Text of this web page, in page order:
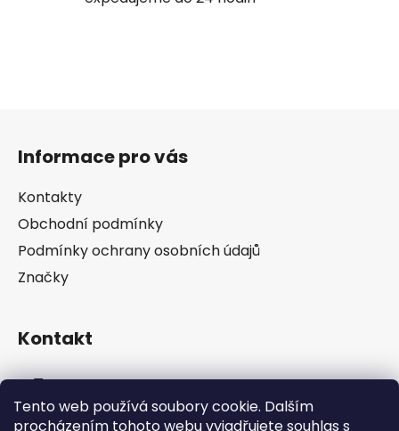
Tento web používá soubory cookie. Dalším
procházením tohoto webu vyjadřujete souhlas s
Informace pro vás
Kontakty
Obchodní podmínky
Podmínky ochrany osobních údajů
Značky
Kontakt
info@pip-zevl.cz
605 871 228